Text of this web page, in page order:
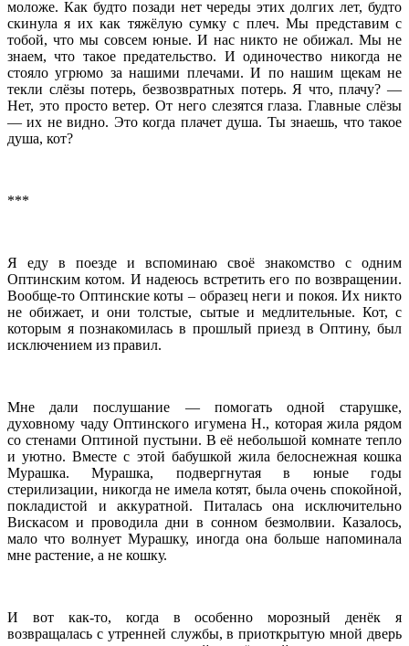
моложе. Как будто позади нет череды этих долгих лет, будто
скинула я их как тяжёлую сумку с плеч. Мы представим с
тобой, что мы совсем юные. И нас никто не обижал. Мы не
знаем, что такое предательство. И одиночество никогда не
стояло угрюмо за нашими плечами. И по нашим щекам не
текли слёзы потерь, безвозвратных потерь. Я что, плачу? —
Нет, это просто ветер. От него слезятся глаза. Главные слёзы
— их не видно. Это когда плачет душа. Ты знаешь, что такое
душа, кот?
***
Я еду в поезде и вспоминаю своё знакомство с одним
Оптинским котом. И надеюсь встретить его по возвращении.
Вообще-то Оптинские коты – образец неги и покоя. Их никто
не обижает, и они толстые, сытые и медлительные. Кот, с
которым я познакомилась в прошлый приезд в Оптину, был
исключением из правил.
Мне дали послушание — помогать одной старушке,
духовному чаду Оптинского игумена Н., которая жила рядом
со стенами Оптиной пустыни. В её небольшой комнате тепло
и уютно. Вместе с этой бабушкой жила белоснежная кошка
Мурашка. Мурашка, подвергнутая в юные годы
стерилизации, никогда не имела котят, была очень спокойной,
покладистой и аккуратной. Питалась она исключительно
Вискасом и проводила дни в сонном безмолвии. Казалось,
мало что волнует Мурашку, иногда она больше напоминала
мне растение, а не кошку.
И вот как-то, когда в особенно морозный денёк я
возвращалась с утренней службы, в приоткрытую мной дверь